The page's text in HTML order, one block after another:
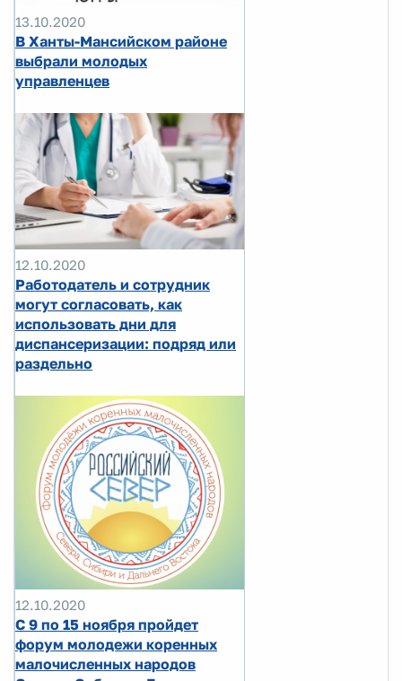
13.10.2020
В Ханты-Мансийском районе
выбрали молодых
управленцев
12.10.2020
Работодатель и сотрудник
могут согласовать, как
использовать дни для
диспансеризации: подряд или
раздельно
12.10.2020
С 9 по 15 ноября пройдет
форум молодежи коренных
малочисленных народов